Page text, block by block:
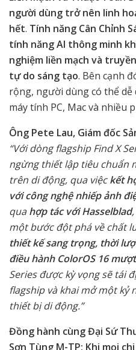
người dùng trở nên linh
hết. Tính năng Cân Chỉnh
tính năng AI thông minh
nghiệm liền mạch và
tự do sáng tạo. Bên cạnh
rộng, người dùng có thể
máy tính PC, Mac và nhiều
Ông Pete Lau, Giám đốc
“Với dòng flagship Find X
ngừng thiết lập tiêu chuẩn
trên di động, qua việckết
với công nghệ nhiếp ảnh
quahợp tác với Hasselblad
một bước đột phá về chất
thiết kế sang trọng, thời
điều hành ColorOS 16
Series được kỳ vọng sẽ tái
flagship và khai mở một kỷ
thiết bị di động.”
Đồng hành cùng Đại Sứ
Sơn Tùng M-TP: Khi mọi